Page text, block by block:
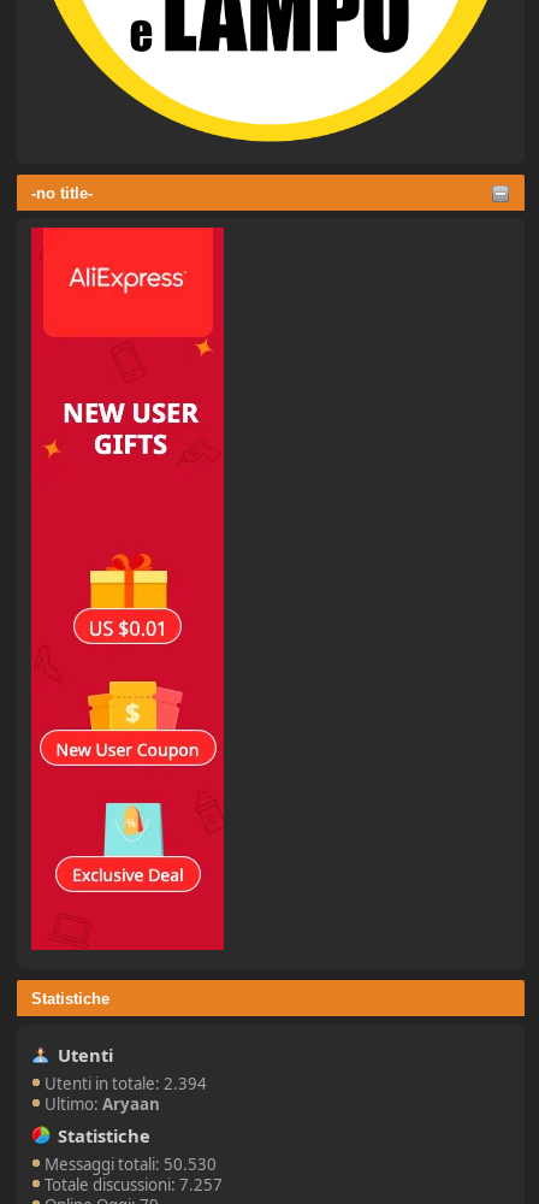
-no title-
Statistiche
Utenti
Utenti in totale: 2.394
Ultimo:Aryaan
Statistiche
Messaggi totali: 50.530
Totale discussioni: 7.257